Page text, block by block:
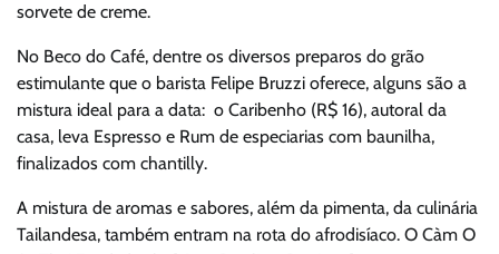
sorvete de creme.
No Beco do Café, dentre os diversos preparos do grão
estimulante que o barista Felipe Bruzzi oferece, alguns são a
mistura ideal para a data: o Caribenho (R$ 16), autoral da
casa, leva Espresso e Rum de especiarias com baunilha,
finalizados com chantilly.
A mistura de aromas e sabores, além da pimenta, da culinária
Tailandesa, também entram na rota do afrodisíaco. O Càm O